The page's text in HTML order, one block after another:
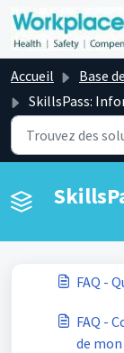
Passer au
Accueil
Base
SkillsPass:
FAQ -
FAQ -
de